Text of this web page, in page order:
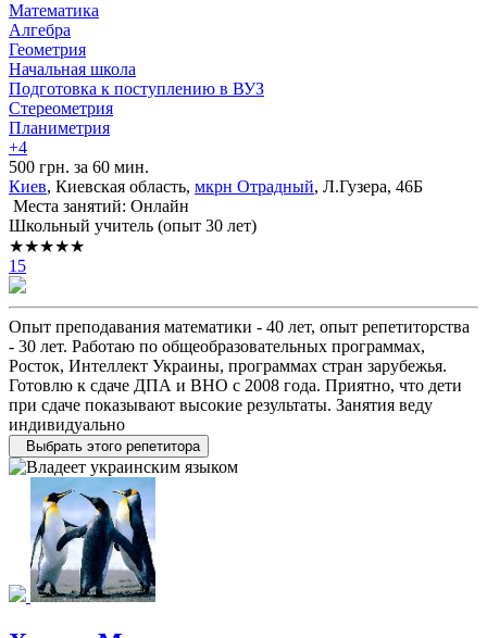
Математика
Алгебра
Геометрия
Начальная школа
Подготовка к поступлению в ВУЗ
Стереометрия
Планиметрия
+4
500 грн. за 60 мин.
Киев, Киевская область, мкрн Отрадный, Л.Гузера, 46Б
Места занятий: Онлайн
Школьный учитель (опыт 30 лет)
★★★★★
15
Опыт преподавания математики - 40 лет, опыт репетиторства
- 30 лет. Работаю по общеобразовательных программах,
Росток, Интеллект Украины, программах стран зарубежья.
Готовлю к сдаче ДПА и ВНО с 2008 года. Приятно, что дети
при сдаче показывают высокие результаты. Занятия веду
индивидуально
Выбрать этого репетитора